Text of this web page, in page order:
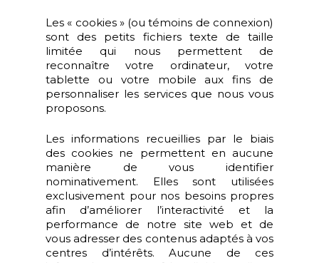
Les « cookies » (ou témoins de connexion)
sont des petits fichiers texte de taille
limitée qui nous permettent de
reconnaître votre ordinateur, votre
tablette ou votre mobile aux fins de
personnaliser les services que nous vous
proposons.
Les informations recueillies par le biais
des cookies ne permettent en aucune
manière de vous identifier
nominativement. Elles sont utilisées
exclusivement pour nos besoins propres
afin d’améliorer l’interactivité et la
performance de notre site web et de
vous adresser des contenus adaptés à vos
centres d’intérêts. Aucune de ces